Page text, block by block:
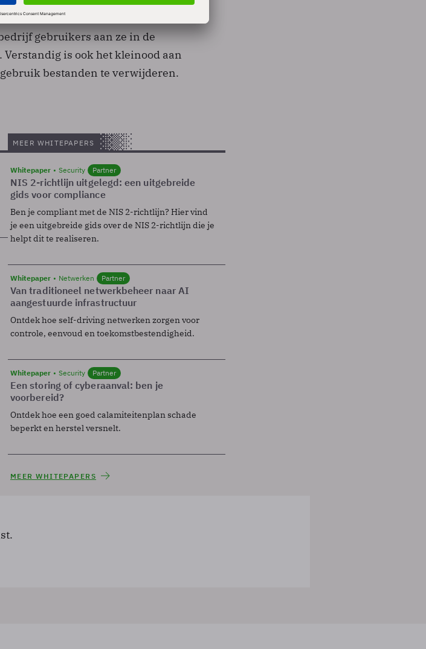
gebruikers aan ze in de
is ook het kleinood aan
bestanden te verwijderen.
MEER WHITEPAPERS
Whitepaper Security Partner
NIS 2-richtlijn uitgelegd: een uitgebreide
gids voor compliance
Ben je compliant met de NIS 2-richtlijn? Hier vind
je een uitgebreide gids over de NIS 2-richtlijn die je
helpt dit te realiseren.
Whitepaper Netwerken Partner
Van traditioneel netwerkbeheer naar AI
aangestuurde infrastructuur
Ontdek hoe self-driving netwerken zorgen voor
controle, eenvoud en toekomstbestendigheid.
Whitepaper Security Partner
Een storing of cyberaanval: ben je
voorbereid?
Ontdek hoe een goed calamiteitenplan schade
beperkt en herstel versnelt.
MEER WHITEPAPERS